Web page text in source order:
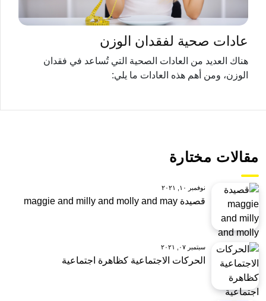
عادات صحية لفقدان الوزن
هناك العديد من العادات الصحية التي تُساعد في فقدان
الوزن، ومن أهم هذه العادات ما يلي:
مقالات مختارة
نوفمبر ١٠, ٢٠٢١
قصيدة maggie and milly and molly and may
سبتمبر ٠٧, ٢٠٢١
الحركات الاجتماعية كظاهرة اجتماعية